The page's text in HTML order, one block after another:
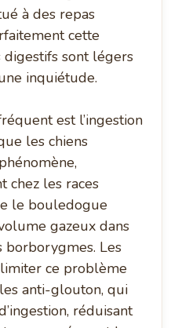
à des repas
cette
sont légers
inquiétude.
est l’ingestion
les chiens
chez les races
le bouledogue
gazeux dans
borborygmes. Les
ce problème
anti-glouton, qui
réduisant